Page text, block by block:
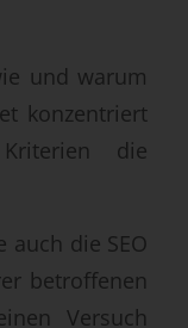
und warum
konzentriert
die
die SEO
betroffenen
Versuch